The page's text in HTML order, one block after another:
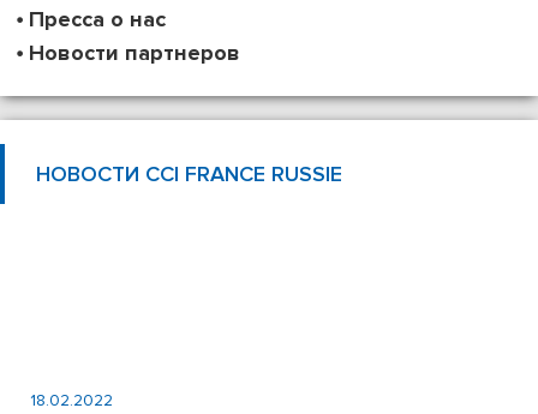
Пресса о нас
Новости партнеров
НОВОСТИ CCI FRANCE RUSSIE
18.02.2022